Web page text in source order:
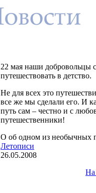
22 мая наши добровольцы
путешествовать в детство.
Не для всех это
все же мы сделали его. И
путь сам – честно и с
путешественники!
О об одном из необычных
Летописи
26.05.2008
На